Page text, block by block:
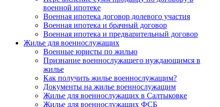
военной ипотеке
Военная ипотека договор долевого участия
Военная ипотека и брачный договор
Военная ипотека и предварительный договор
Жилье для военнослужащих
Военные юристы по жилью
Признание военнослужащего нуждающимся в
жилье
Как получить жилье военнослужащим?
Документы на жилье военнослужащим
Жилье для военнослужащих в Салтыковке
Жилье для военнослужащих ФСБ